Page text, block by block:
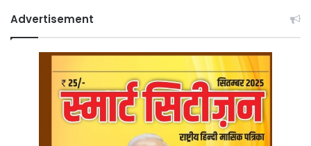
Advertisement